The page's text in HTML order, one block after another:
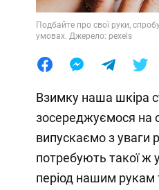
Подбайте про свої руки,
умовах. Джерело: pexels
Взимку наша шкіра
зосереджуємося на
випускаємо з уваги
потребують такої ж
період нашим рукам